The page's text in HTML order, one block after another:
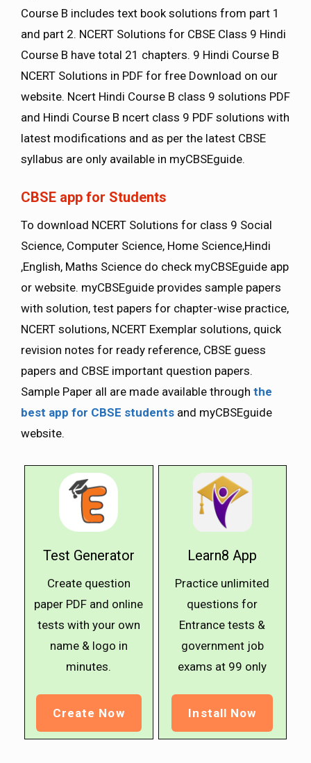
Course B includes text book solutions from part 1
and part 2. NCERT Solutions for CBSE Class 9 Hindi
Course B have total 21 chapters. 9 Hindi Course B
NCERT Solutions in PDF for free Download on our
website. Ncert Hindi Course B class 9 solutions PDF
and Hindi Course B ncert class 9 PDF solutions with
latest modifications and as per the latest CBSE
syllabus are only available in myCBSEguide.
CBSE app for Students
To download NCERT Solutions for class 9 Social
Science, Computer Science, Home Science,Hindi
,English, Maths Science do check myCBSEguide app
or website. myCBSEguide provides sample papers
with solution, test papers for chapter-wise practice,
NCERT solutions, NCERT Exemplar solutions, quick
revision notes for ready reference, CBSE guess
papers and CBSE important question papers.
Sample Paper all are made available through the
best app for CBSE students and myCBSEguide
website.
Test Generator
Create question
paper PDF and online
tests with your own
name & logo in
minutes.
Create Now
Learn8 App
Practice unlimited
questions for
Entrance tests &
government job
exams at ₹99 only
Install Now